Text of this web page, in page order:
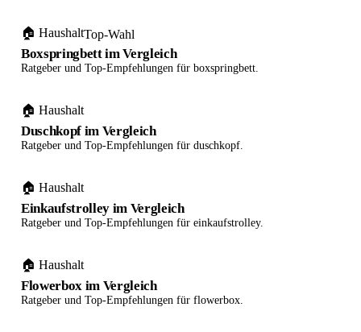
🏠 HaushaltTop-Wahl
Boxspringbett im Vergleich
Ratgeber und Top-Empfehlungen für boxspringbett.
🏠 Haushalt
Duschkopf im Vergleich
Ratgeber und Top-Empfehlungen für duschkopf.
🏠 Haushalt
Einkaufstrolley im Vergleich
Ratgeber und Top-Empfehlungen für einkaufstrolley.
🏠 Haushalt
Flowerbox im Vergleich
Ratgeber und Top-Empfehlungen für flowerbox.